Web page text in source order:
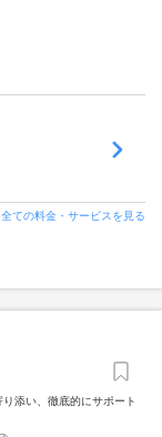
全ての料金・サービスを見る
添い、徹底的にサポート